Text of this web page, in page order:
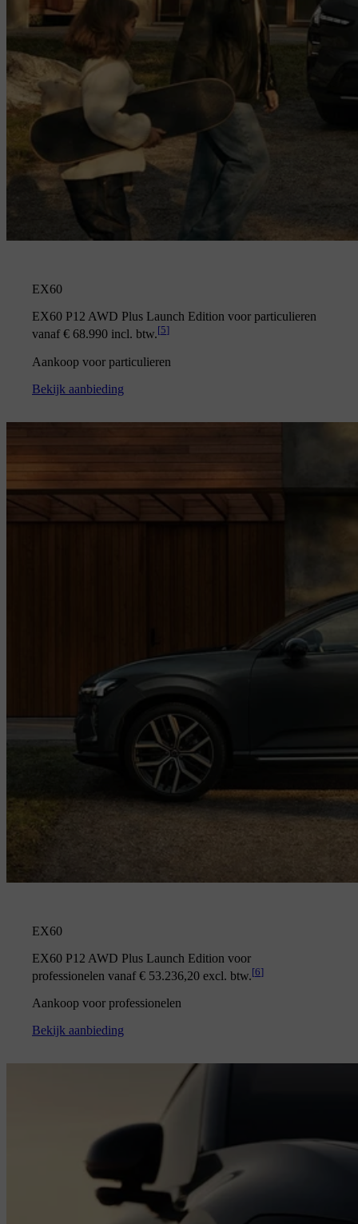
EX60
EX60 P12 AWD Plus Launch Edition voor particulieren
vanaf € 68.990 incl. btw.[5]
Aankoop voor particulieren
Bekijk aanbieding
EX60
EX60 P12 AWD Plus Launch Edition voor
professionelen vanaf € 53.236,20 excl. btw.[6]
Aankoop voor professionelen
Bekijk aanbieding